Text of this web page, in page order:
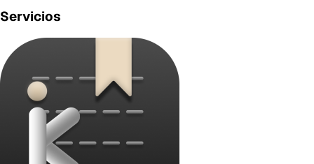
Servicios